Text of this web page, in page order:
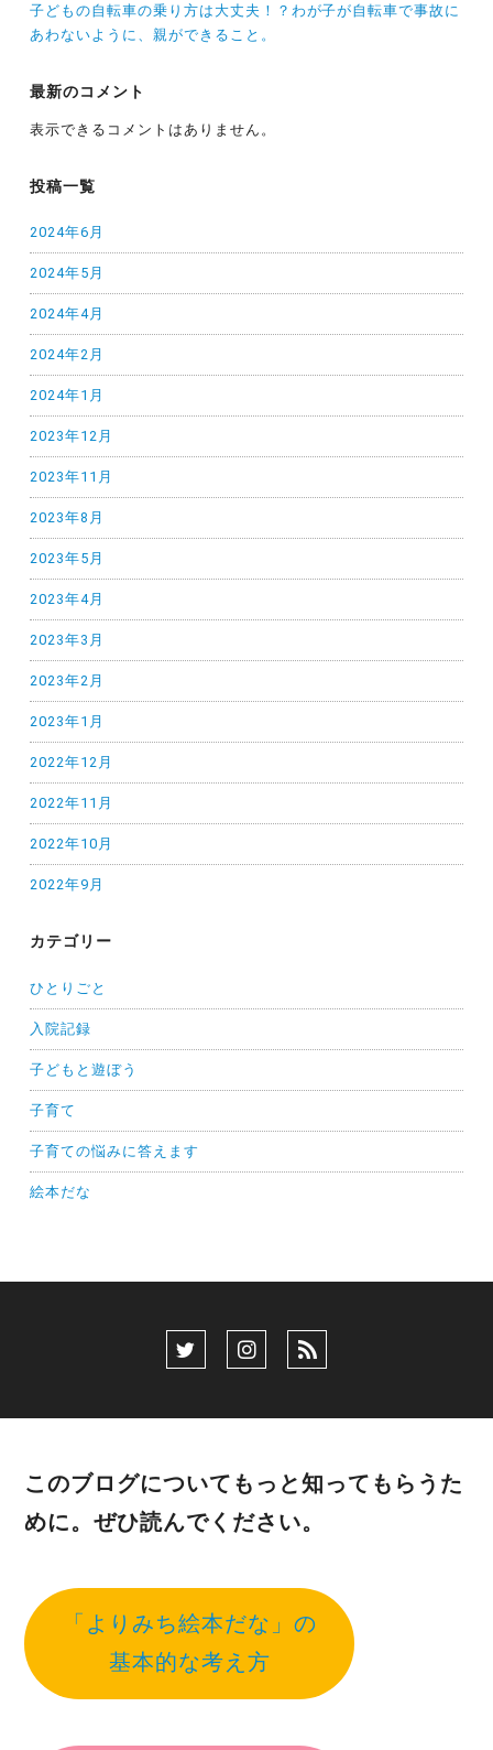
子どもの自転車の乗り方は大丈夫！？わが子が自転車で事故に
あわないように、親ができること。
最新のコメント
表示できるコメントはありません。
投稿一覧
2024年6月
2024年5月
2024年4月
2024年2月
2024年1月
2023年12月
2023年11月
2023年8月
2023年5月
2023年4月
2023年3月
2023年2月
2023年1月
2022年12月
2022年11月
2022年10月
2022年9月
カテゴリー
ひとりごと
入院記録
子どもと遊ぼう
子育て
子育ての悩みに答えます
絵本だな
このブログについてもっと知ってもらうた
めに。ぜひ読んでください。
「よりみち絵本だな」の
基本的な考え方